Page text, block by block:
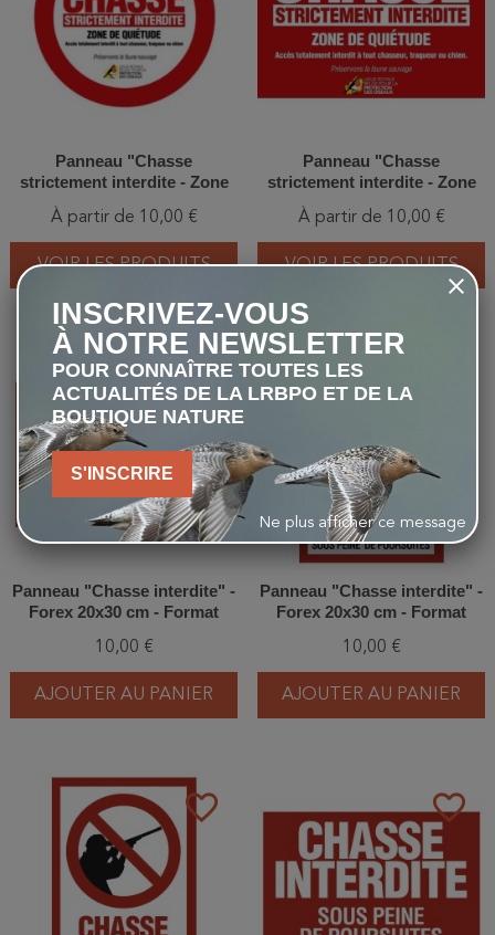
Panneau "Chasse
strictement interdite - Zone
de quiétude" - Forex
20x30cm/30x40cm/40x60cm -
Visuel rond
À partir de 10,00 €
VOIR LES PRODUITS
Panneau "Chasse
strictement interdite - Zone
de quiétude" - Forex
20x30cm/40x60cm - Format
horizontal
À partir de 10,00 €
VOIR LES PRODUITS
favorite_border
Panneau "Chasse interdite" -
Forex 20x30 cm - Format
10,00 €
AJOUTER AU PANIER
Panneau "Chasse interdite" -
Forex 20x30 cm - Format
10,00 €
AJOUTER AU PANIER
favorite_border favorite_border
INSCRIVEZ-VOUS
À NOTRE NEWSLETTER
POUR CONNAÎTRE TOUTES LES
ACTUALITÉS DE LA LRBPO ET DE LA
BOUTIQUE NATURE
S'INSCRIRE
Ne plus afficher ce message